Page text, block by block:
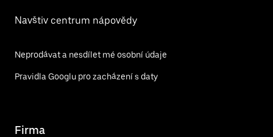
Navštiv centrum nápovědy
Neprodávat a nesdílet mé osobní údaje
Pravidla Googlu pro zacházení s daty
Firma